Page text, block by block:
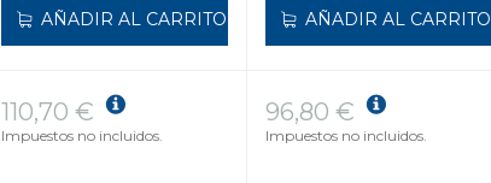
AÑADIR AL CARRITO AÑADIR AL CARRITO
110,70 €
Impuestos no incluidos.
96,80 €
Impuestos no incluidos.